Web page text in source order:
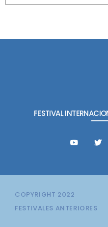
T
R
FESTIVAL
COPYRIGHT 2022
FESTIVALES ANTERIORES